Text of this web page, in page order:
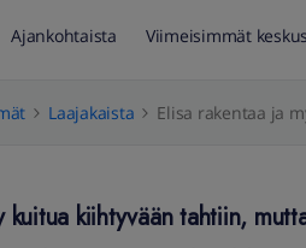
Ajankohtaista Viimeisimmät
Laajakaista Elisa rakentaa ja
kuitua kiihtyvään tahtiin,